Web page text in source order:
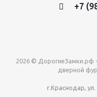
+7
2026 © ДорогиеЗамки.рф
дверной
г.Краснодар,